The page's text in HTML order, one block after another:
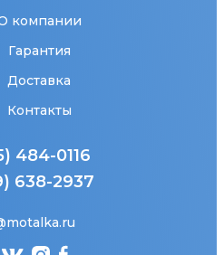
компании
Гарантия
Доставка
Контакты
484-0116
638-2937